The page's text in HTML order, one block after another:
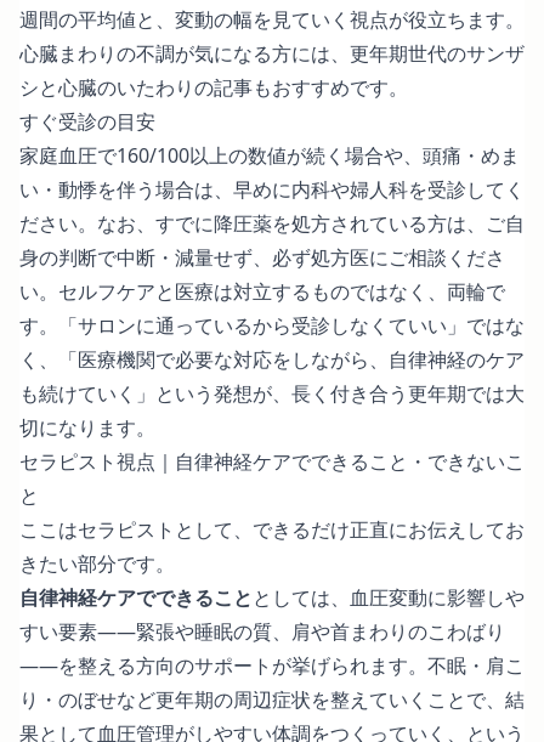
週間の平均値と、変動の幅を見ていく視点が役立ちます。
心臓まわりの不調が気になる方には、 更年期世代のサンザ
シと心臓のいたわりの記事もおすすめです。
すぐ受診の目安
家庭血圧で160/100以上の数値が続く場合や、頭痛・めま
い・動悸を伴う場合は、早めに内科や婦人科を受診してく
ださい。なお、すでに降圧薬を処方されている方は、ご自
身の判断で中断・減量せず、必ず処方医にご相談くださ
い。セルフケアと医療は対立するものではなく、両輪で
す。「サロンに通っているから受診しなくていい」ではな
く、「医療機関で必要な対応をしながら、自律神経のケア
も続けていく」という発想が、長く付き合う更年期では大
切になります。
セラピスト視点｜自律神経ケアでできること・できないこ
と
ここはセラピストとして、できるだけ正直にお伝えしてお
きたい部分です。
自律神経ケアでできることとしては、血圧変動に影響しや
すい要素――緊張や睡眠の質、肩や首まわりのこわばり
――を整える方向のサポートが挙げられます。不眠・肩こ
り・のぼせなど更年期の周辺症状を整えていくことで、結
果として血圧管理がしやすい体調をつくっていく、という